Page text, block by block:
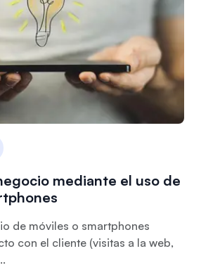
mediante el uso de
de móviles o smartphones
con el cliente (visitas a la web,